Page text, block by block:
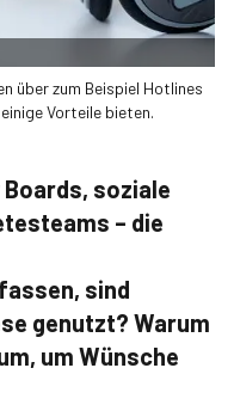
über zum Beispiel Hotlines
Vorteile bieten.
soziale
– die
sind
genutzt? Warum
um Wünsche